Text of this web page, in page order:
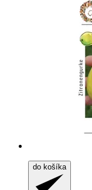
do košíka